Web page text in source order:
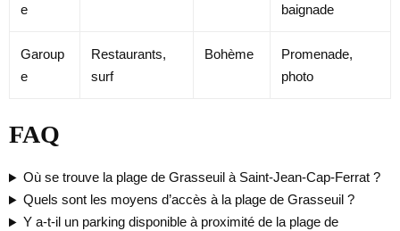
e
baignade
Garoup
e
Restaurants,
surf
Bohème
Promenade,
photo
FAQ
Où se trouve la plage de Grasseuil à Saint-Jean-Cap-Ferrat ?
Quels sont les moyens d’accès à la plage de Grasseuil ?
Y a-t-il un parking disponible à proximité de la plage de